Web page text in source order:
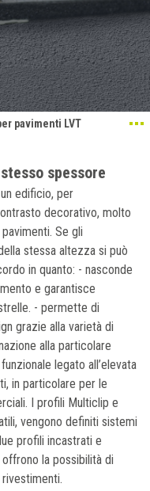
pavimenti LVT
spessore
edificio, per
decorativo, molto
Se gli
stessa altezza si può
in quanto: - nasconde
e garantisce
- permette di
grazie alla varietà di
alla particolare
legato all’elevata
in particolare per le
I profili Multiclip e
vengono definiti sistemi
profili incastrati e
la possibilità di